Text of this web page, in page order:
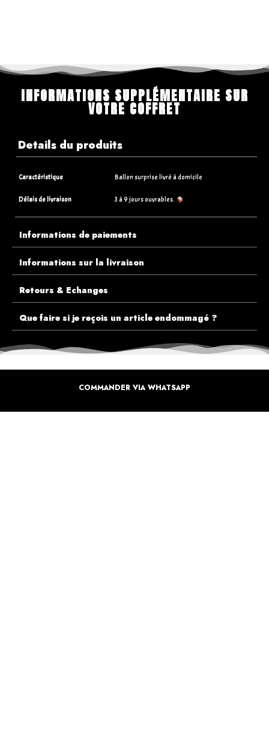
INFORMATIONS SUPPLÉMENTAIRE SUR
VOTRE COFFRET
Details du produits
Caractéristique Ballon surprise livré à domicile
Délais de livraison 3 à 9 jours ouvrables.
Informations de paiements
Informations sur la livraison
Retours & Echanges
Que faire si je reçois un article endommagé ?
COMMANDER VIA WHATSAPP